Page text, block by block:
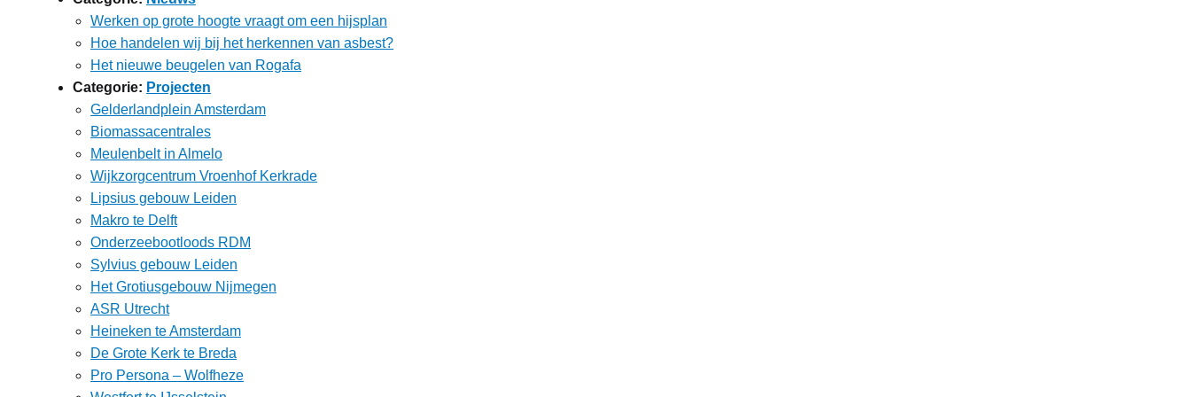
Werken op grote hoogte vraagt om een hijsplan
Hoe handelen wij bij het herkennen van asbest?
Het nieuwe beugelen van Rogafa
Categorie: Projecten
Gelderlandplein Amsterdam
Biomassacentrales
Meulenbelt in Almelo
Wijkzorgcentrum Vroenhof Kerkrade
Lipsius gebouw Leiden
Makro te Delft
Onderzeebootloods RDM
Sylvius gebouw Leiden
Het Grotiusgebouw Nijmegen
ASR Utrecht
Heineken te Amsterdam
De Grote Kerk te Breda
Pro Persona – Wolfheze